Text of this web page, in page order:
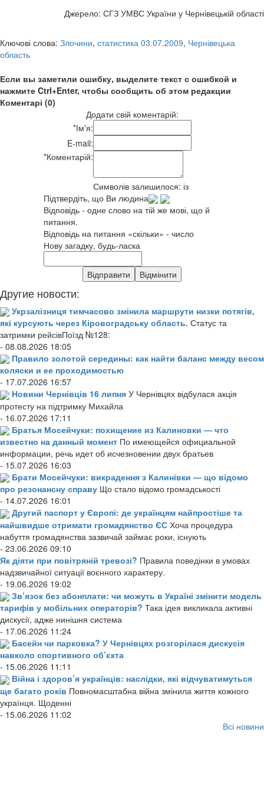
Джерело: СГЗ УМВС України у Чернівецькій області
Ключові слова: Злочини, статистика 03.07.2009, Чернівецька
область
Если вы заметили ошибку, выделите текст с ошибкой и
нажмите Ctrl+Enter, чтобы сообщить об этом редакции
Коментарі (0)
Додати свій коментарій:
*Ім'я:
E-mail:
*Коментарій:
Символів залишилося: із
Підтвердіть, що Ви людина
Відповідь - одне слово на тій же мові, що й
питання.
Відповідь на питання «скільки» - число
Нову загадку, будь-ласка
Другие новости:
Укрзалізниця тимчасово змінила маршрути низки потягів,
які курсують через Кіровоградську область. Статус та
затримки рейсівПоїзд №128:
- 08.08.2026 18:05
Правило золотой середины: как найти баланс между весом
коляски и ее проходимостью
- 17.07.2026 16:57
Новини Чернівців 16 липня У Чернівцях відбулася акція
протесту на підтримку Михайла
- 16.07.2026 17:11
Братья Мосейчуки: похищение из Калиновки — что
известно на данный момент По имеющейся официальной
информации, речь идет об исчезновении двух братьев
- 15.07.2026 16:03
Брати Мосейчуки: викрадення з Калинівки — що відомо
про резонансну справу Що стало відомо громадськості
- 14.07.2026 16:01
Другий паспорт у Європі: де українцям найпростіше та
найшвидше отримати громадянство ЄС Хоча процедура
набуття громадянства зазвичай займає роки, існують
- 23.06.2026 09:10
Як діяти при повітряній тревозі? Правила поведінки в умовах
надзвичайної ситуації воєнного характеру.
- 19.06.2026 19:02
Зв’язок без абонплати: чи можуть в Україні змінити модель
тарифів у мобільних операторів? Така ідея викликала активні
дискусії, адже нинішня система
- 17.06.2026 11:24
Басейн чи парковка? У Чернівцях розгорілася дискусія
навколо спортивного об’єкта
- 15.06.2026 11:11
Війна і здоров’я українців: наслідки, які відчуватимуться
ще багато років Повномасштабна війна змінила життя кожного
українця. Щоденні
- 15.06.2026 11:02
Всі новини